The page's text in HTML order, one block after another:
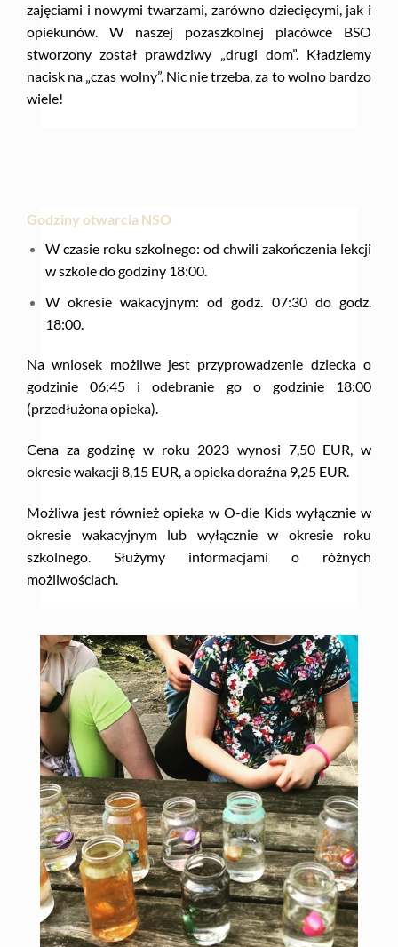
zajęciami i nowymi twarzami, zarówno dziecięcymi, jak i
opiekunów. W naszej pozaszkolnej placówce BSO
stworzony został prawdziwy „drugi dom”. Kładziemy
nacisk na „czas wolny”. Nic nie trzeba, za to wolno bardzo
wiele!
Godziny otwarcia NSO
W czasie roku szkolnego: od chwili zakończenia lekcji
w szkole do godziny 18:00.
W okresie wakacyjnym: od godz. 07:30 do godz.
18:00.
Na wniosek możliwe jest przyprowadzenie dziecka o
godzinie 06:45 i odebranie go o godzinie 18:00
(przedłużona opieka).
Cena za godzinę w roku 2023 wynosi 7,50 EUR, w
okresie wakacji 8,15 EUR, a opieka doraźna 9,25 EUR.
Możliwa jest również opieka w O-die Kids wyłącznie w
okresie wakacyjnym lub wyłącznie w okresie roku
szkolnego. Służymy informacjami o różnych
możliwościach.